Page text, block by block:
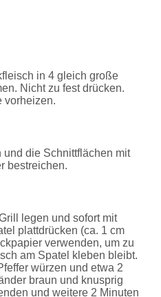
in 4 gleich große
Nicht zu fest drücken.
vorheizen.
die Schnittflächen mit
bestreichen.
legen und sofort mit
plattdrücken (ca. 1 cm
verwenden, um zu
am Spatel kleben bleibt.
würzen und etwa 2
braun und knusprig
und weitere 2 Minuten